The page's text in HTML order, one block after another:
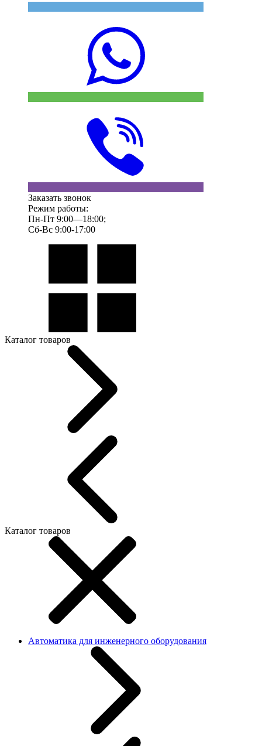
Заказать звонок
Режим работы:
Пн-Пт 9:00—18:00;
Сб-Вс 9:00-17:00
Каталог товаров
Каталог товаров
Автоматика для инженерного оборудования